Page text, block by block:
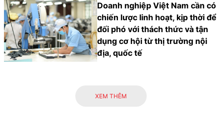
Doanh nghiệp Việt Nam cần có
chiến lược linh hoạt, kịp thời để
đối phó với thách thức và tận
dụng cơ hội từ thị trường nội
địa, quốc tế
XEM THÊM